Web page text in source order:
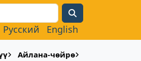
Search
Русский English
Айлана-чөйрө